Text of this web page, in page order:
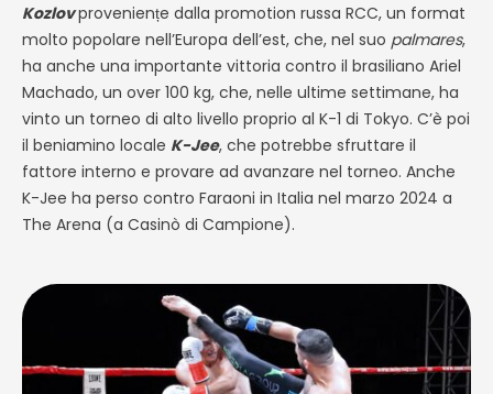
Kozlovproveniențe dalla promotion russa RCC, un format
molto popolare nell’Europa dell’est, che, nel suo palmares,
ha anche una importante vittoria contro il brasiliano Ariel
Machado, un over 100 kg, che, nelle ultime settimane, ha
vinto un torneo di alto livello proprio al K-1 di Tokyo. C’è poi
il beniamino locale K-Jee, che potrebbe sfruttare il
fattore interno e provare ad avanzare nel torneo. Anche
K-Jee ha perso contro Faraoni in Italia nel marzo 2024 a
The Arena (a Casinò di Campione).